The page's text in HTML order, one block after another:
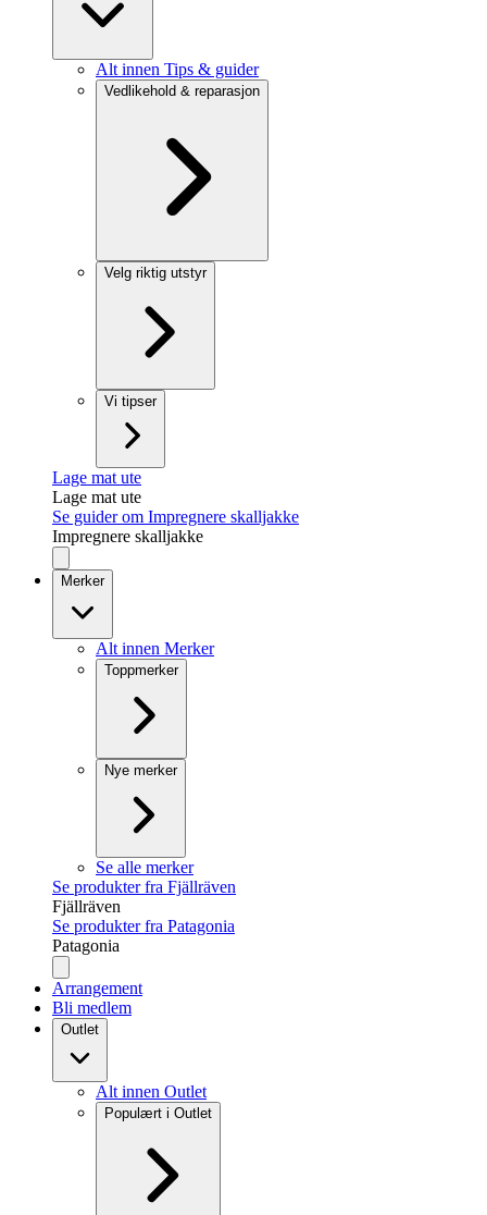
Alt innen Tips & guider
Vedlikehold & reparasjon
Velg riktig utstyr
Vi tipser
Lage mat ute
Lage mat ute
Se guider om Impregnere skalljakke
Impregnere skalljakke
Merker
Alt innen Merker
Toppmerker
Nye merker
Se alle merker
Se produkter fra Fjällräven
Fjällräven
Se produkter fra Patagonia
Patagonia
Arrangement
Bli medlem
Outlet
Alt innen Outlet
Populært i Outlet